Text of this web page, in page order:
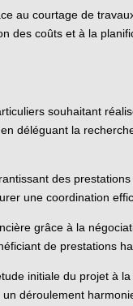
au courtage de
des coûts et à la
souhaitant
déléguant la
des
une coordination
grâce à la
de prestations
initiale du projet à
déroulement